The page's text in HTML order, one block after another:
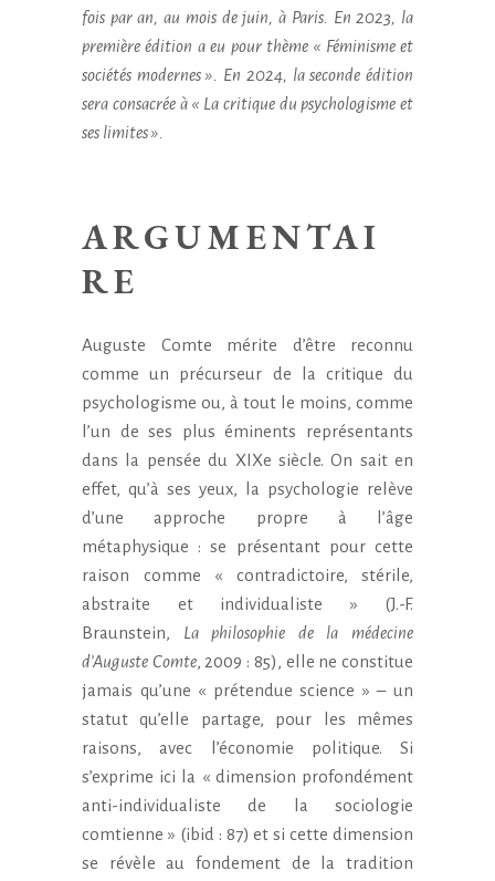
fois par an, au mois de juin, à Paris. En 2023, la
première édition a eu pour thème « Féminisme et
sociétés modernes ». En 2024, la seconde édition
sera consacrée à « La critique du psychologisme et
ses limites ».
ARGUMENTAI
RE
Auguste Comte mérite d’être reconnu
comme un précurseur de la critique du
psychologisme ou, à tout le moins, comme
l’un de ses plus éminents représentants
dans la pensée du XIXe siècle. On sait en
effet, qu’à ses yeux, la psychologie relève
d’une approche propre à l’âge
métaphysique : se présentant pour cette
raison comme « contradictoire, stérile,
abstraite et individualiste » (J.-F.
Braunstein, La philosophie de la médecine
d’Auguste Comte, 2009 : 85), elle ne constitue
jamais qu’une « prétendue science » – un
statut qu’elle partage, pour les mêmes
raisons, avec l’économie politique. Si
s’exprime ici la « dimension profondément
anti-individualiste de la sociologie
comtienne » (ibid : 87) et si cette dimension
se révèle au fondement de la tradition